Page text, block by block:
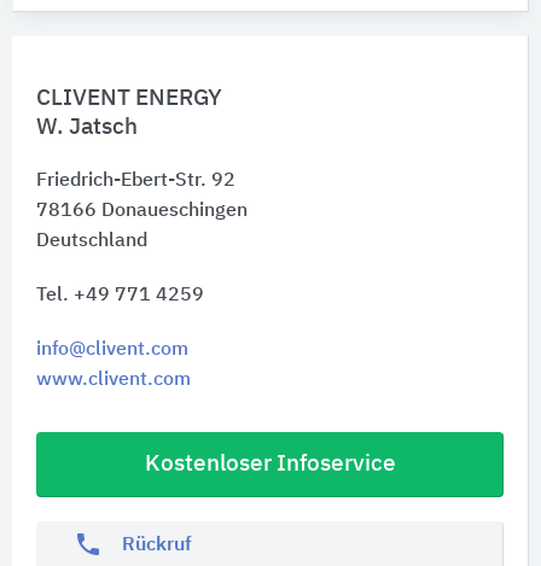
CLIVENT ENERGY
W. Jatsch
Friedrich-Ebert-Str. 92
78166 Donaueschingen
Deutschland
Tel. +49 771 4259
info@clivent.com
www.clivent.com
Kostenloser Infoservice
phone Rückruf